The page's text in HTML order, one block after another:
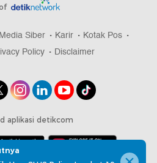
Siber Karir
Kotak Pos
Policy Disclaimer
aplikasi detikcom